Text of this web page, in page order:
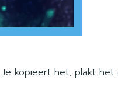
kopieert het, plakt het